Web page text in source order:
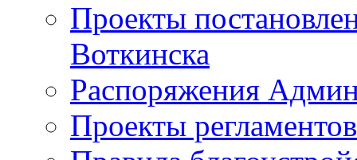
Проекты
Воткинска
Распоряжения
Проекты